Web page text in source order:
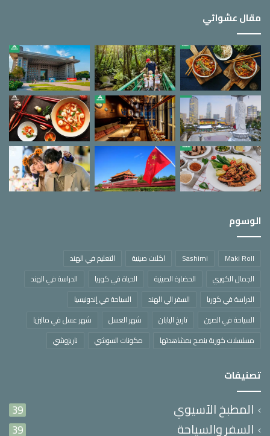
مقال عشوائي
الوسوم
Maki Roll
Sashimi اكلات صينية
التعليم في الهند
الجمال الكوري
الحضارة الصينية الحياة في كوريا
الدراسة في الهند
الدراسة في كوريا
السفر الي الهند
السياحة في إندونيسيا
السياحة في الصين
تاريخ اليابان شهر العسل
شهر عسل في ماليزيا
مسلسلات كورية ينصح بمشاهدتها
مكونات السوشي ناريزوشي
تصنيفات
المطبخ الآسيوي 39
السفر والسياحة 39